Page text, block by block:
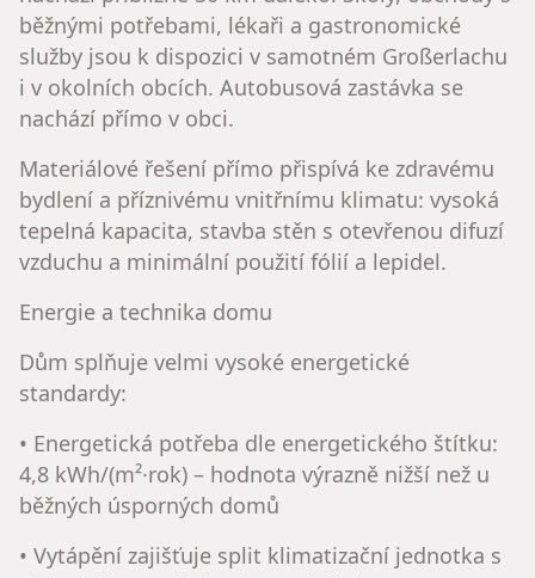
běžnými potřebami, lékaři a gastronomické
služby jsou k dispozici v samotném Großerlachu
i v okolních obcích. Autobusová zastávka se
nachází přímo v obci.
Materiálové řešení přímo přispívá ke zdravému
bydlení a příznivému vnitřnímu klimatu: vysoká
tepelná kapacita, stavba stěn s otevřenou difuzí
vzduchu a minimální použití fólií a lepidel.
Energie a technika domu
Dům splňuje velmi vysoké energetické
standardy:
• Energetická potřeba dle energetického štítku:
4,8 kWh/(m²·rok) – hodnota výrazně nižší než u
běžných úsporných domů
• Vytápění zajišťuje split klimatizační jednotka s